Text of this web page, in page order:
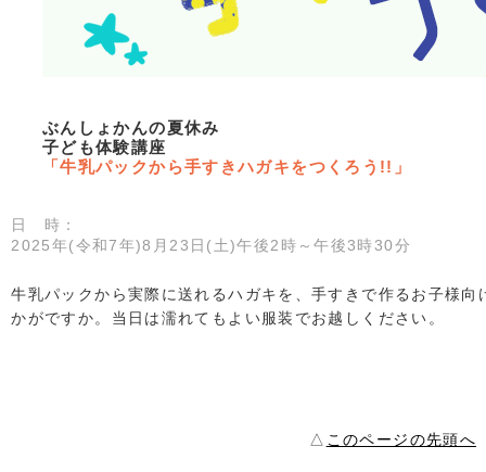
ぶんしょかんの夏休み
子ども体験講座
「牛乳パックから手すきハガキをつくろう!!」
日 時：
2025年(令和7年)8月23日(土)午後2時～午後3時30分
牛乳パックから実際に送れるハガキを、手すきで作るお子様
かがですか。当日は濡れてもよい服装でお越しください。
△ このページの先頭へ